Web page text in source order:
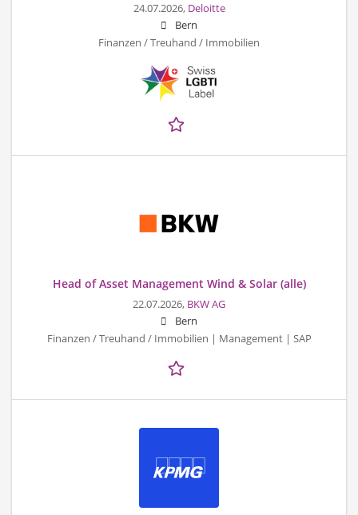
24.07.2026, Deloitte
Bern
Finanzen / Treuhand / Immobilien
Head of Asset Management Wind & Solar (alle)
22.07.2026, BKW AG
Bern
Finanzen / Treuhand / Immobilien | Management | SAP